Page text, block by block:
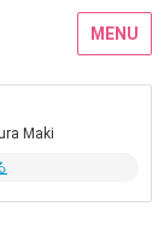
MENU
Maki